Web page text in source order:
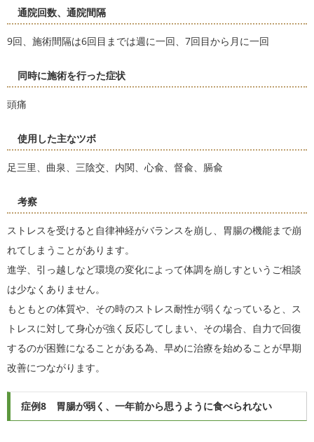
通院回数、通院間隔
9回、施術間隔は6回目までは週に一回、7回目から月に一回
同時に施術を行った症状
頭痛
使用した主なツボ
足三里、曲泉、三陰交、内関、心兪、督兪、膈兪
考察
ストレスを受けると自律神経がバランスを崩し、胃腸の機能まで崩
れてしまうことがあります。
進学、引っ越しなど環境の変化によって体調を崩しすというご相談
は少なくありません。
もともとの体質や、その時のストレス耐性が弱くなっていると、ス
トレスに対して身心が強く反応してしまい、その場合、自力で回復
するのが困難になることがある為、早めに治療を始めることが早期
改善につながります。
症例8 胃腸が弱く、一年前から思うように食べられない